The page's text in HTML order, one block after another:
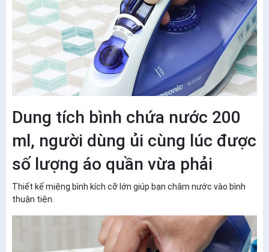
Dung tích bình chứa nước 200
ml, người dùng ủi cùng lúc được
số lượng áo quần vừa phải
Thiết kế miệng bình kích cỡ lớn giúp bạn châm nước vào bình
thuận tiện.